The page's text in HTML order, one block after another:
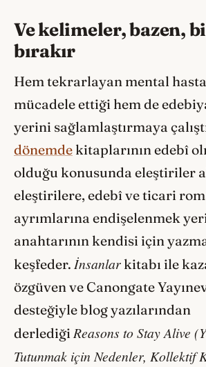
Ve kelimeler, bazen,
bırakır
Hem tekrarlayan mental
mücadele ettiği hem de
yerini sağlamlaştırmaya
dönemde kitaplarının edebî
olduğu konusunda eleştiriler
eleştirilere, edebî ve ticari
ayrımlarına endişelenmek
anahtarının kendisi için
keşfeder. İnsanlar kitabı ile
özgüven ve Canongate
desteğiyle blog yazılarından
derlediği Reasons to Stay Alive
Tutunmak için Nedenler, Kollektif